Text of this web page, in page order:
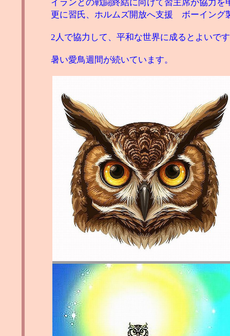
イランとの戦闘終結に向けて習主席が協力を
更に習氏、ホルムズ開放へ支援 ボーイング
2人で協力して、平和な世界に成るとよいで
暑い愛鳥週間が続いています。